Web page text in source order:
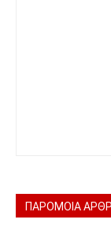
ΠΑΡΟΜΟΙΑ